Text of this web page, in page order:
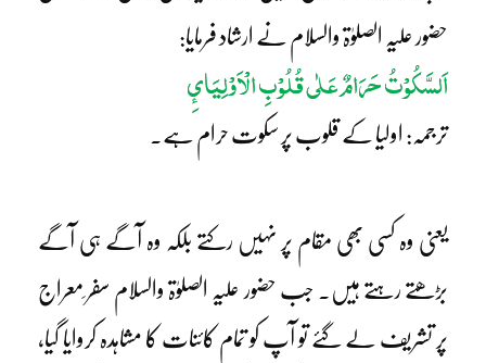
حضور علیہ الصلوٰۃ والسلام نے ارشاد فرمایا:
اَلسَّکُوْتُ حَرَامٌ عَلٰی قُلُوْبِ الْاَوْلِیَائِ
ترجمہ: اولیا کے قلوب پر سکوت حرام ہے۔
یعنی وہ کسی بھی مقام پر نہیں رکتے بلکہ وہ آگے ہی آگے
بڑھتے رہتے ہیں۔ جب حضور علیہ الصلوٰۃ والسلام سفر ِمعراج
پر تشریف لے گئے تو آپ کو تمام کائنات کا مشاہدہ کروایا گیا،